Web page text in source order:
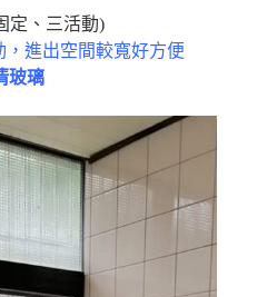
定、三活動)
，進出空間較寬好方便
玻璃